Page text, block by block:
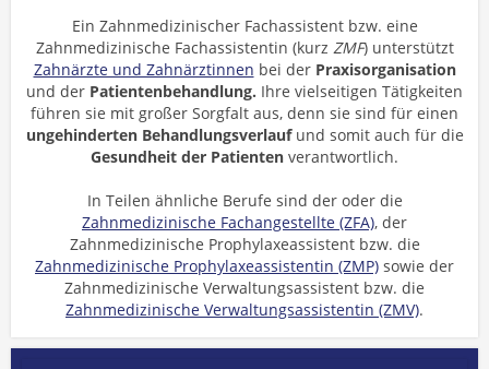
Ein Zahnmedizinischer Fachassistent bzw. eine
Zahnmedizinische Fachassistentin (kurz ZMF) unterstützt
Zahnärzte und Zahnärztinnen bei der Praxisorganisation
und der Patientenbehandlung. Ihre vielseitigen Tätigkeiten
führen sie mit großer Sorgfalt aus, denn sie sind für einen
ungehinderten Behandlungsverlaufund somit auch für die
Gesundheit der Patienten verantwortlich.
In Teilen ähnliche Berufe sind der oder die
Zahnmedizinische Fachangestellte (ZFA), der
Zahnmedizinische Prophylaxeassistent bzw. die
Zahnmedizinische Prophylaxeassistentin (ZMP) sowie der
Zahnmedizinische Verwaltungsassistent bzw. die
Zahnmedizinische Verwaltungsassistentin (ZMV).